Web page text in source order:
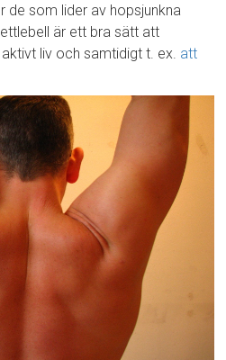
de som lider av hopsjunkna
är ett bra sätt att
liv och samtidigt t. ex. att